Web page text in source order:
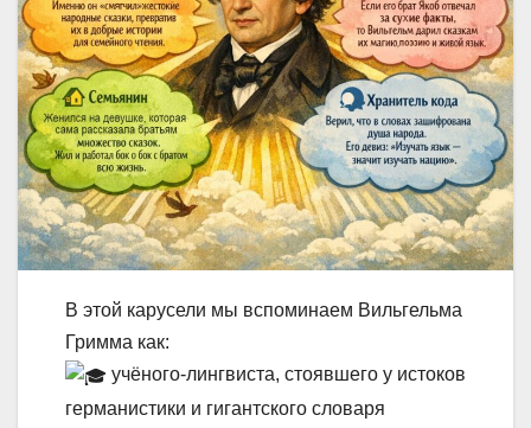
В этой карусели мы вспоминаем Вильгельма
Гримма как:
учёного-лингвиста, стоявшего у истоков
германистики и гигантского словаря